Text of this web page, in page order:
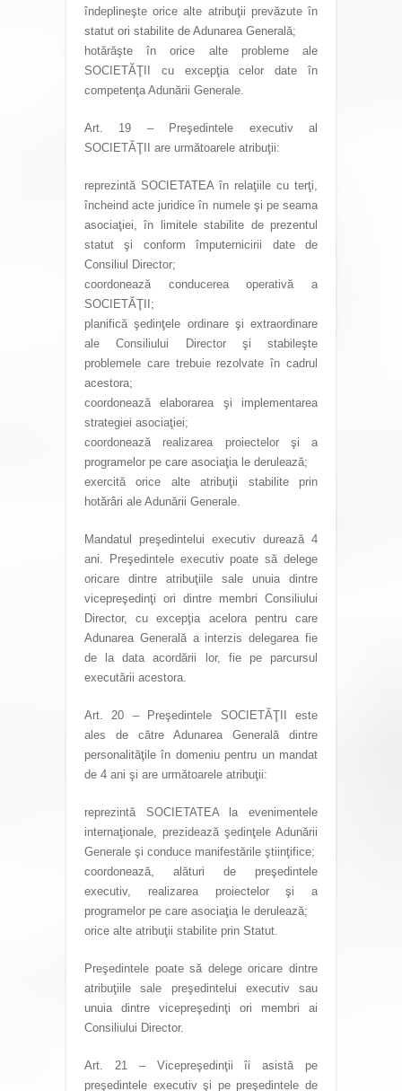
îndeplineşte orice alte atribuţii prevăzute în
statut ori stabilite de Adunarea Generală;
hotărăşte în orice alte probleme ale
SOCIETĂŢII cu excepţia celor date în
competenţa Adunării Generale.
Art. 19 – Preşedintele executiv al
SOCIETĂŢII are următoarele atribuţii:
reprezintă SOCIETATEA în relaţiile cu terţi,
încheind acte juridice în numele şi pe seama
asociaţiei, în limitele stabilite de prezentul
statut şi conform împuternicirii date de
Consiliul Director;
coordonează conducerea operativă a
SOCIETĂŢII;
planifică şedinţele ordinare şi extraordinare
ale Consiliului Director şi stabileşte
problemele care trebuie rezolvate în cadrul
acestora;
coordonează elaborarea şi implementarea
strategiei asociaţiei;
coordonează realizarea proiectelor şi a
programelor pe care asociaţia le derulează;
exercită orice alte atribuţii stabilite prin
hotărâri ale Adunării Generale.
Mandatul preşedintelui executiv durează 4
ani. Preşedintele executiv poate să delege
oricare dintre atribuţiile sale unuia dintre
vicepreşedinţi ori dintre membri Consiliului
Director, cu excepţia acelora pentru care
Adunarea Generală a interzis delegarea fie
de la data acordării lor, fie pe parcursul
executării acestora.
Art. 20 – Preşedintele SOCIETĂŢII este
ales de către Adunarea Generală dintre
personalităţile în domeniu pentru un mandat
de 4 ani şi are următoarele atribuţii:
reprezintă SOCIETATEA la evenimentele
internaţionale, prezidează şedinţele Adunării
Generale şi conduce manifestările ştiinţifice;
coordonează, alături de preşedintele
executiv, realizarea proiectelor şi a
programelor pe care asociaţia le derulează;
orice alte atribuţii stabilite prin Statut.
Preşedintele poate să delege oricare dintre
atribuţiile sale preşedintelui executiv sau
unuia dintre vicepreşedinţi ori membri ai
Consiliului Director.
Art. 21 – Vicepreşedinţii îi asistă pe
preşedintele executiv şi pe preşedintele de